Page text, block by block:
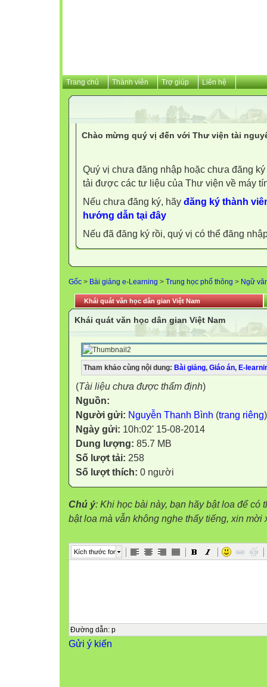
Trang chủ Thành viên Trợ giúp Liên hệ
Chào mừng quý vị đến với Thư viện tài
Quý vị chưa đăng nhập hoặc chưa đăng
tải được các tư liệu của Thư viện về máy
Nếu chưa đăng ký, hãy đăng ký thành
hướng dẫn tại đây
Nếu đã đăng ký rồi, quý vị có thể đăng
Gốc > Bài giảng e-Learning > Trung học phổ thông > Ngữ
Khái quát văn học dân gian Việt Nam
Khái quát văn học dân gian Việt Nam
Tham khảo cùng nội dung: Bài giảng, Giáo án, E-
(Tài liệu chưa được thẩm định)
Nguồn:
Người gửi: Nguyễn Thanh Bình (trang riêng)
Ngày gửi: 10h:02' 15-08-2014
Dung lượng: 85.7 MB
Số lượt tải: 258
Số lượt thích: 0 người
Chú ý: Khi học bài này, bạn hãy bật loa để có
bật loa mà vẫn không nghe thấy tiếng, xin
Kích thước font
Đường dẫn: p
Gửi ý kiến